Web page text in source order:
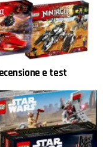
e test